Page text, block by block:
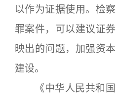
以作为证据使用。检
罪案件，可以建议证
映出的问题，加强资
建设。
《中华人民共和国